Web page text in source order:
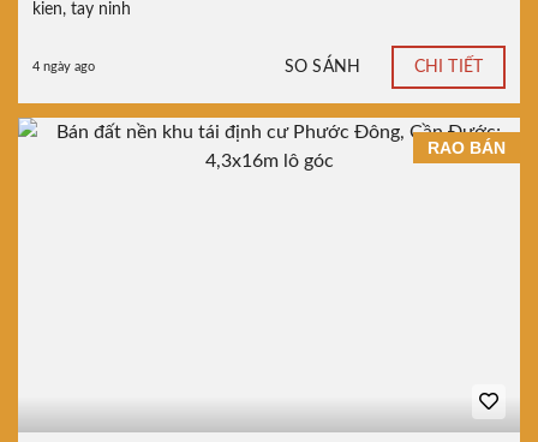
kien, tay ninh
4 ngày ago SO SÁNH CHI TIẾT
RAO BÁN